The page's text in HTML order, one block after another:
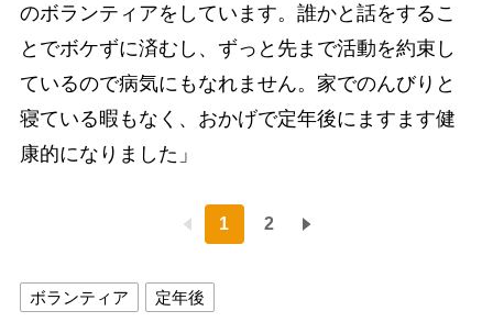
のボランティアをしています。誰かと話をするこ
とでボケずに済むし、ずっと先まで活動を約束し
ているので病気にもなれません。家でのんびりと
寝ている暇もなく、おかげで定年後にますます健
康的になりました」
1 2
ボランティア 定年後